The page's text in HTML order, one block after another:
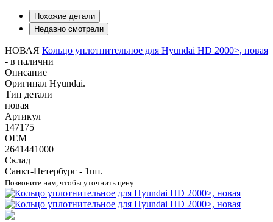
Похожие детали
Недавно смотрели
НОВАЯ Кольцо уплотнительное для Hyundai HD 2000>, новая
- в наличии
Описание
Оригинал Hyundai.
Тип детали
новая
Артикул
147175
OEM
2641441000
Склад
Санкт-Петербург - 1шт.
Позвоните нам, чтобы уточнить цену